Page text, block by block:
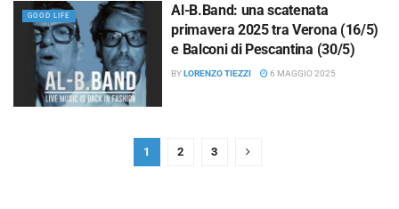
GOOD LIFE
Al-B.Band: una scatenata
primavera 2025 tra Verona (16/5)
e Balconi di Pescantina (30/5)
BYLORENZO TIEZZI 6 MAGGIO 2025
1 2 3